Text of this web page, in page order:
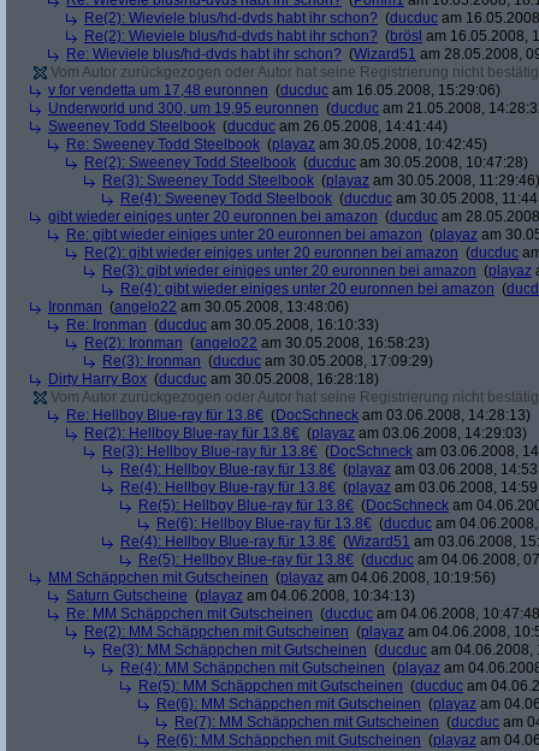
Re(2): Wieviele blus/hd-dvds habt ihr schon? (ducduc am
Re(2): Wieviele blus/hd-dvds habt ihr schon? (brösl am 16.05.2008,
Re: Wieviele blus/hd-dvds habt ihr schon? (Wizard51 am 28.05.2008,
Vom Autor zurückgezogen oder Autor hat seine Registrierung nicht
v for vendetta um 17,48 euronnen (ducduc am 16.05.2008, 15:29:06)
Underworld und 300, um 19,95 euronnen (ducduc am 21.05.2008,
Sweeney Todd Steelbook (ducduc am 26.05.2008, 14:41:44)
Re: Sweeney Todd Steelbook (playaz am 30.05.2008, 10:42:45)
Re(2): Sweeney Todd Steelbook (ducduc am 30.05.2008, 10:47:28)
Re(3): Sweeney Todd Steelbook (playaz am 30.05.2008, 11:29:46)
Re(4): Sweeney Todd Steelbook (ducduc am 30.05.2008,
gibt wieder einiges unter 20 euronnen bei amazon (ducduc am
Re: gibt wieder einiges unter 20 euronnen bei amazon (playaz am
Re(2): gibt wieder einiges unter 20 euronnen bei amazon (ducduc
Re(3): gibt wieder einiges unter 20 euronnen bei amazon (playaz
Re(4): gibt wieder einiges unter 20 euronnen bei amazon (
Ironman (angelo22 am 30.05.2008, 13:48:06)
Re: Ironman (ducduc am 30.05.2008, 16:10:33)
Re(2): Ironman (angelo22 am 30.05.2008, 16:58:23)
Re(3): Ironman (ducduc am 30.05.2008, 17:09:29)
Dirty Harry Box (ducduc am 30.05.2008, 16:28:18)
Vom Autor zurückgezogen oder Autor hat seine Registrierung nicht
Re: Hellboy Blue-ray für 13.8€ (DocSchneck am 03.06.2008, 14:28:13)
Re(2): Hellboy Blue-ray für 13.8€ (playaz am 03.06.2008, 14:29:03)
Re(3): Hellboy Blue-ray für 13.8€ (DocSchneck am 03.06.2008,
Re(4): Hellboy Blue-ray für 13.8€ (playaz am 03.06.2008,
Re(4): Hellboy Blue-ray für 13.8€ (playaz am 03.06.2008,
Re(5): Hellboy Blue-ray für 13.8€ (DocSchneck am
Re(6): Hellboy Blue-ray für 13.8€ (ducduc am
Re(4): Hellboy Blue-ray für 13.8€ (Wizard51 am 03.06.2008,
Re(5): Hellboy Blue-ray für 13.8€ (ducduc am 04.06.2008,
MM Schäppchen mit Gutscheinen (playaz am 04.06.2008, 10:19:56)
Saturn Gutscheine (playaz am 04.06.2008, 10:34:13)
Re: MM Schäppchen mit Gutscheinen (ducduc am 04.06.2008,
Re(2): MM Schäppchen mit Gutscheinen (playaz am 04.06.2008,
Re(3): MM Schäppchen mit Gutscheinen (ducduc am 04.06.2008,
Re(4): MM Schäppchen mit Gutscheinen (playaz am
Re(5): MM Schäppchen mit Gutscheinen (ducduc am
Re(6): MM Schäppchen mit Gutscheinen (playaz am
Re(7): MM Schäppchen mit Gutscheinen (ducduc am
Re(6): MM Schäppchen mit Gutscheinen (playaz am